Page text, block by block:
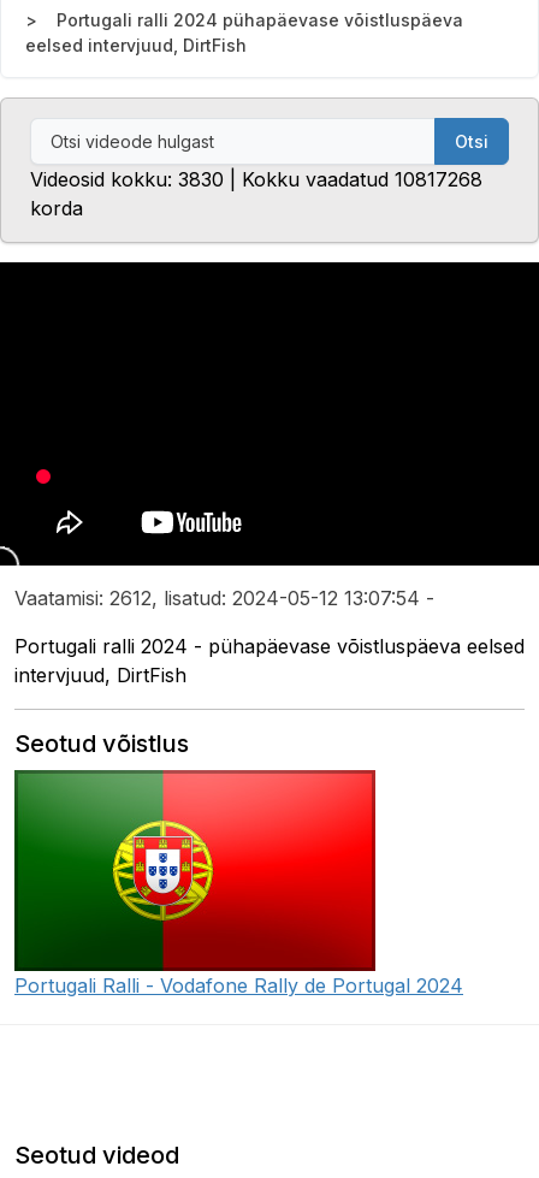
Portugali ralli 2024 pühapäevase võistluspäeva
eelsed intervjuud, DirtFish
Otsi
Videosid kokku: 3830 | Kokku vaadatud 10817268
korda
Vaatamisi: 2612, lisatud: 2024-05-12 13:07:54 -
Portugali ralli 2024 - pühapäevase võistluspäeva eelsed
intervjuud, DirtFish
Seotud võistlus
Portugali Ralli - Vodafone Rally de Portugal 2024
Seotud videod